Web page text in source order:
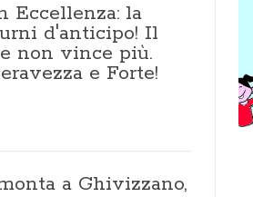
Eccellenza: la
d'anticipo! Il
non vince più.
e Forte!
a Ghivizzano,